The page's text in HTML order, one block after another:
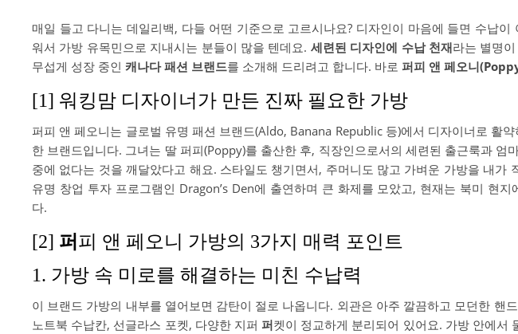
매일 들고 다니는 데일리백, 다들 어떤 기준으로 고르시나요? 디자인이 마음에 들면 수납
워서 가방 유목민으로 지내시는 분들이 많을 텐데요. 세련된 디자인에 수납 천재라는 별명
무섭게 성장 중인 캐나다 패션 브랜드를 소개해 드리려고 합니다. 바로 퍼피 앤 페오니
[1] 워킹맘 디자이너가 만든 진짜 필요한 가방
퍼피 앤 페오니는 글로벌 유명 패션 브랜드(Aldo, Banana Republic 등)에서 디자이너로 활
한 브랜드입니다. 그녀는 딸 퍼피(Poppy)를 출산한 후, 직장인으로서의 세련된 출근룩과 엄
중에 없다는 것을 깨달았다고 해요. 스타일도 챙기면서, 주머니도 많고 가벼운 가방을 내가
유명 창업 투자 프로그램인 Dragon’s Den에 출연하며 큰 화제를 모았고, 현재는 북미 현
다.
[2] 퍼 피 앤 페오니 가방의 3가지 매력 포인트
1. 가방 속 미로를 해결하는 미친 수납력
이 브랜드 가방의 내부를 열어보면 감탄이 절로 나옵니다. 외관은 아주 깔끔하고 모던한 핸
노트북 수납칸, 선글라스 포켓, 다양한 지퍼 퍼켓이 정교하게 분리되어 있어요. 가방 안에서